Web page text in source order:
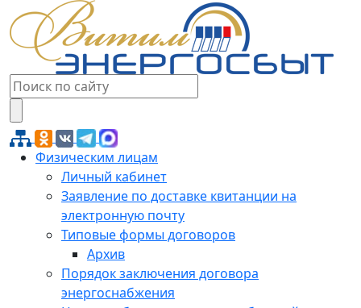
Физическим лицам
Личный кабинет
Заявление по доставке квитанции на
электронную почту
Типовые формы договоров
Архив
Порядок заключения договора
энергоснабжения